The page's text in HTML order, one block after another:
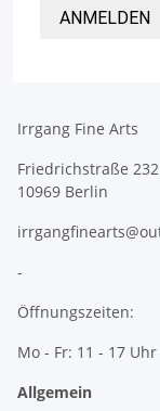
ANMELDEN
Irrgang Fine Arts
Friedrichstraße 232
10969 Berlin
-
Öffnungszeiten:
Mo - Fr: 11 - 17 Uhr
Allgemein